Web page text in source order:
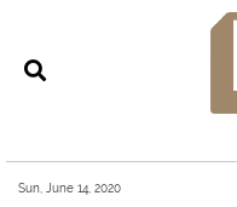
Sun, June 14, 2020